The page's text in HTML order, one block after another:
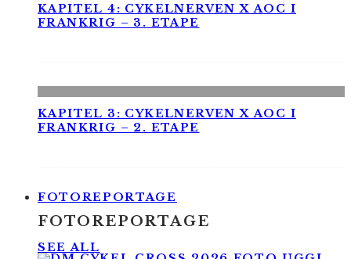
KAPITEL 4: CYKELNERVEN X AOC I
FRANKRIG – 3. ETAPE
KAPITEL 3: CYKELNERVEN X AOC I
FRANKRIG – 2. ETAPE
FOTOREPORTAGE
FOTOREPORTAGE
SEE ALL